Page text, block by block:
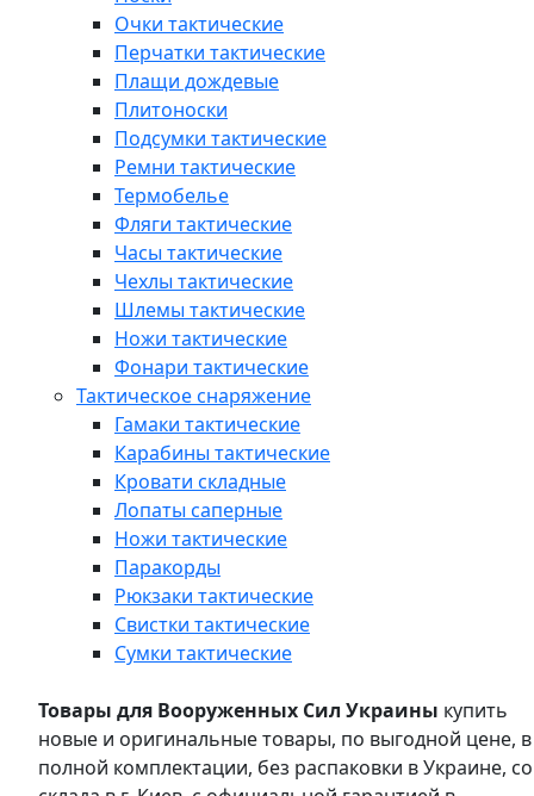
Очки тактические
Перчатки тактические
Плащи дождевые
Плитоноски
Подсумки тактические
Ремни тактические
Термобелье
Фляги тактические
Часы тактические
Чехлы тактические
Шлемы тактические
Ножи тактические
Фонари тактические
Тактическое снаряжение
Гамаки тактические
Карабины тактические
Кровати складные
Лопаты саперные
Ножи тактические
Паракорды
Рюкзаки тактические
Свистки тактические
Сумки тактические
Товары для Вооруженных Сил Украины купить
новые и оригинальные товары, по выгодной цене, в
полной комплектации, без распаковки в Украине, со